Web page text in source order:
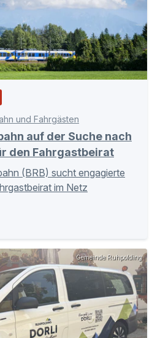
und Fahrgästen
auf der Suche nach
den Fahrgastbeirat
(BRB) sucht engagierte
im Netz
Gemeinde Ruhpolding